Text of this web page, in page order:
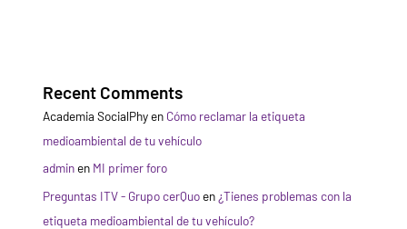
Recent Comments
Academia SocialPhyen Cómo reclamar la etiqueta
medioambiental de tu vehículo
adminen MI primer foro
Preguntas ITV - Grupo cerQuoen ¿Tienes problemas con la
etiqueta medioambiental de tu vehículo?